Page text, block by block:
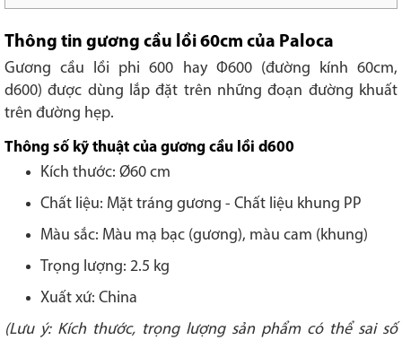
Thông tin gương cầu lồi 60cm của Paloca
Gương cầu lồi phi 600 hay Φ600 (đường kính 60cm,
d600) được dùng lắp đặt trên những đoạn đường khuất
trên đường hẹp.
Thông số kỹ thuật của gương cầu lồi d600
Kích thước: Ø60 cm
Chất liệu: Mặt tráng gương - Chất liệu khung PP
Màu sắc: Màu mạ bạc (gương), màu cam (khung)
Trọng lượng: 2.5 kg
Xuất xứ: China
(Lưu ý: Kích thước, trọng lượng sản phẩm có thể sai số